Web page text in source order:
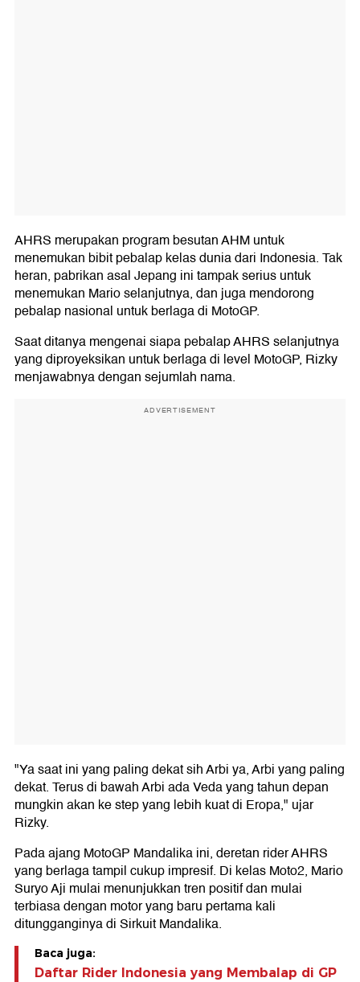
AHRS merupakan program besutan AHM untuk
menemukan bibit pebalap kelas dunia dari Indonesia. Tak
heran, pabrikan asal Jepang ini tampak serius untuk
menemukan Mario selanjutnya, dan juga mendorong
pebalap nasional untuk berlaga di MotoGP.
Saat ditanya mengenai siapa pebalap AHRS selanjutnya
yang diproyeksikan untuk berlaga di level MotoGP, Rizky
menjawabnya dengan sejumlah nama.
ADVERTISEMENT
"Ya saat ini yang paling dekat sih Arbi ya, Arbi yang paling
dekat. Terus di bawah Arbi ada Veda yang tahun depan
mungkin akan ke step yang lebih kuat di Eropa," ujar
Rizky.
Pada ajang MotoGP Mandalika ini, deretan rider AHRS
yang berlaga tampil cukup impresif. Di kelas Moto2, Mario
Suryo Aji mulai menunjukkan tren positif dan mulai
terbiasa dengan motor yang baru pertama kali
ditungganginya di Sirkuit Mandalika.
Baca juga:
Daftar Rider Indonesia yang Membalap di GP